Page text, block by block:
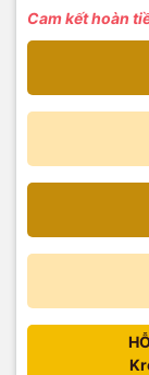
Cam kết hoàn